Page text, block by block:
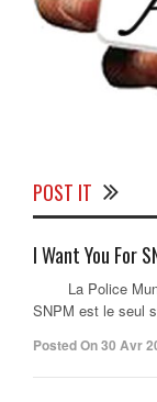
POST IT
I Want You For
La Police
SNPM est le seul
Posted On 30 Avr